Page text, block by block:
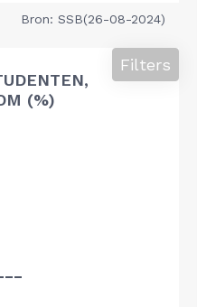
Bron: SSB(26-08-2024)
(%)
Filters